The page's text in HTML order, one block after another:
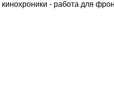
- работа для